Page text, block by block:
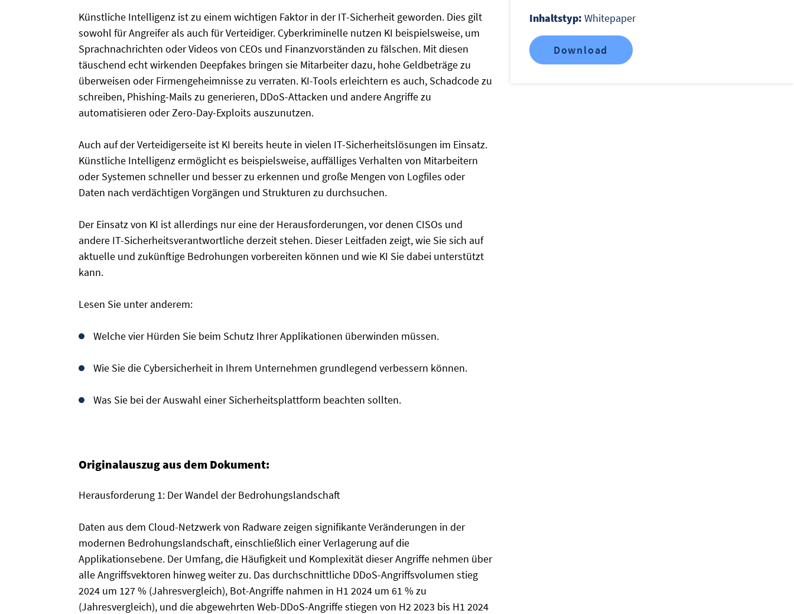
Künstliche Intelligenz ist zu einem wichtigen Faktor in der IT-Sicherheit geworden. Dies gilt
sowohl für Angreifer als auch für Verteidiger. Cyberkriminelle nutzen KI beispielsweise, um
Sprachnachrichten oder Videos von CEOs und Finanzvorständen zu fälschen. Mit diesen
täuschend echt wirkenden Deepfakes bringen sie Mitarbeiter dazu, hohe Geldbeträge zu
überweisen oder Firmengeheimnisse zu verraten. KI-Tools erleichtern es auch, Schadcode zu
schreiben, Phishing-Mails zu generieren, DDoS-Attacken und andere Angriffe zu
automatisieren oder Zero-Day-Exploits auszunutzen.
Auch auf der Verteidigerseite ist KI bereits heute in vielen IT-Sicherheitslösungen im Einsatz.
Künstliche Intelligenz ermöglicht es beispielsweise, auffälliges Verhalten von Mitarbeitern
oder Systemen schneller und besser zu erkennen und große Mengen von Logfiles oder
Daten nach verdächtigen Vorgängen und Strukturen zu durchsuchen.
Der Einsatz von KI ist allerdings nur eine der Herausforderungen, vor denen CISOs und
andere IT-Sicherheitsverantwortliche derzeit stehen. Dieser Leitfaden zeigt, wie Sie sich auf
aktuelle und zukünftige Bedrohungen vorbereiten können und wie KI Sie dabei unterstützt
kann.
Lesen Sie unter anderem:
Welche vier Hürden Sie beim Schutz Ihrer Applikationen überwinden müssen.
Wie Sie die Cybersicherheit in Ihrem Unternehmen grundlegend verbessern können.
Was Sie bei der Auswahl einer Sicherheitsplattform beachten sollten.
Originalauszug aus dem Dokument:
Herausforderung 1: Der Wandel der Bedrohungslandschaft
Daten aus dem Cloud-Netzwerk von Radware zeigen signifikante Veränderungen in der
modernen Bedrohungslandschaft, einschließlich einer Verlagerung auf die
Applikationsebene. Der Umfang, die Häufigkeit und Komplexität dieser Angriffe nehmen über
alle Angriffsvektoren hinweg weiter zu. Das durchschnittliche DDoS-Angriffsvolumen stieg
2024 um 127 % (Jahresvergleich), Bot-Angriffe nahmen in H1 2024 um 61 % zu
(Jahresvergleich), und die abgewehrten Web-DDoS-Angriffe stiegen von H2 2023 bis H1 2024
Inhaltstyp: Whitepaper
Download